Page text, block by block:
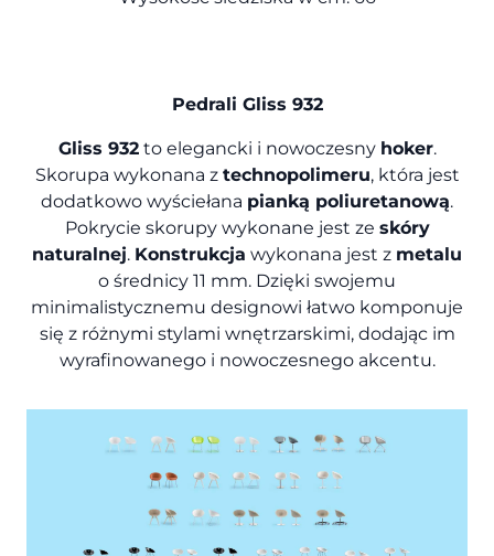
Pedrali Gliss 932
Gliss 932to elegancki i nowoczesny hoker.
Skorupa wykonana z technopolimeru, która jest
dodatkowo wyściełana pianką poliuretanową.
Pokrycie skorupy wykonane jest ze skóry
naturalnej. Konstrukcja wykonana jest z metalu
o średnicy 11 mm. Dzięki swojemu
minimalistycznemu designowi łatwo komponuje
się z różnymi stylami wnętrzarskimi, dodając im
wyrafinowanego i nowoczesnego akcentu.